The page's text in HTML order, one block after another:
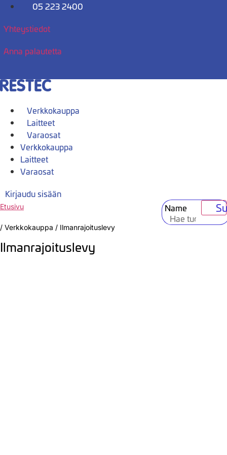
Mene
05 223 2400
Yhteystiedot
Anna palautetta
Verkkokauppa
Laitteet
Varaosat
Verkkokauppa
Laitteet
Varaosat
Kirjaudu sisään
Name
Etusivu
/ Verkkokauppa / Ilmanrajoituslevy
Ilmanrajoituslevy